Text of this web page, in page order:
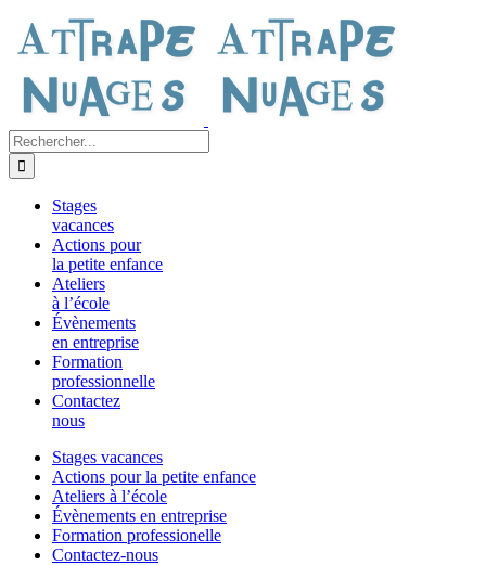
contenu
Rechercher:
Stages
vacances
Actions pour
la petite enfance
Ateliers
à l’école
Évènements
en entreprise
Formation
professionnelle
Contactez
nous
Stages vacances
Actions pour la petite enfance
Ateliers à l’école
Évènements en entreprise
Formation professionelle
Contactez-nous